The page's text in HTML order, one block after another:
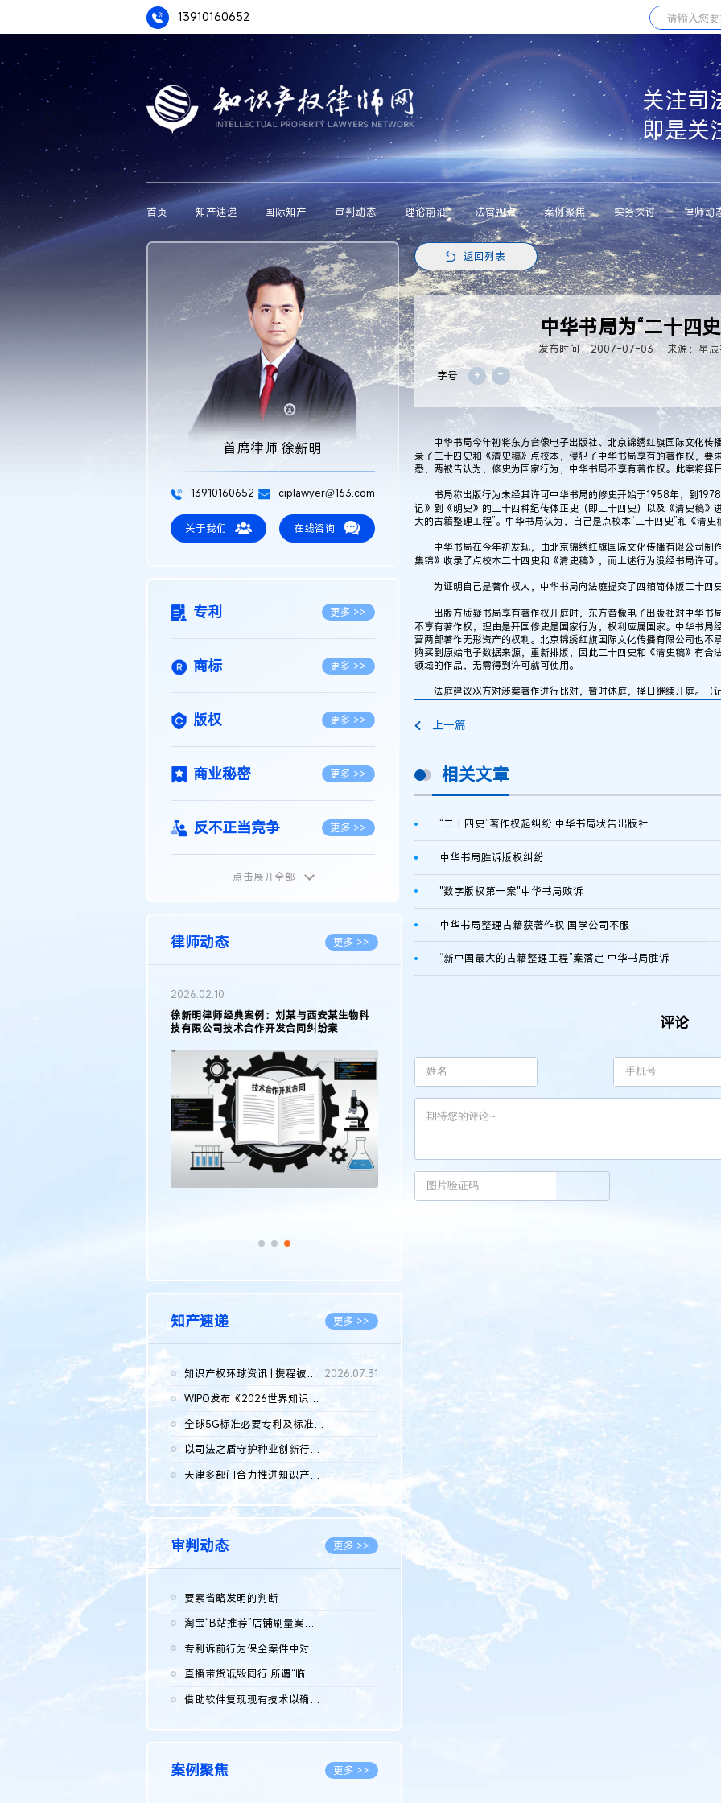
13910160652
关注司
即是关
首页 知产速递 国际知产 审判动态 理论前沿 法官视点 案例聚焦 实务探讨 律师动
首席律师 徐新明
13910160652 ciplawyer@163.com
关于我们 在线咨询
专利 更多 >>
商标 更多 >>
版权 更多 >>
商业秘密 更多 >>
反不正当竞争 更多 >>
植物新品种
地理标志 更多 >>
集成电路布图设计
传统文化 更多 >>
点击展开全部
律师动态 更多 >>
2026.02.10
徐新明律师经典案例：刘某与西安某生物科
技有限公司技术合作开发合同纠纷案
知产速递 更多 >>
知识产权环球资讯 | 携程被市监总局罚51.79亿；瑞幸泰国商标案上...
2026.07.31
WIPO发布《2026世界知识产权报告》 含报告全文
2026.05.14
全球5G标准必要专利及标准提案研究报告（2026年）全文发布
2026.05.08
以司法之盾守护种业创新行稳致远
天津多部门合力推进知识产权保护工作
审判动态 更多 >>
要素省略发明的判断
淘宝“B站推荐”店铺刷量案维持原判，两被告连带赔偿150万元
专利诉前行为保全案件中对仿制药申请人曾作出三类声明的考量及违...
直播带货诋毁同行 所谓“临场发挥”不免责
借助软件复现现有技术以确认相关参数特征是否被公开
案例聚焦 更多 >>
返回列表
中华书局为“二十四
发布时间：2007-07-03
来源：星
字号:
+ -
中华书局今年初将东方音像电子出版社、北京锦绣红旗国际文化传
录了二十四史和《清史稿》点校本，侵犯了中华书局享有的著作权，
悉，两被告认为，修史为国家行为，中华书局不享有著作权。此案将择
书局称出版行为未经其许可中华书局的修史开始于1958年，到
记》到《明史》的二十四种纪传体正史（即二十四史）以及《清史稿》
大的古籍整理工程”。中华书局认为，自己是点校本“二十四史”和《清史
中华书局在今年初发现，由北京锦绣红旗国际文化传播有限公司制
集锦》收录了点校本二十四史和《清史稿》，而上述行为没经书局许可
为证明自己是著作权人，中华书局向法庭提交了四箱简体版二十四
出版方质疑书局享有著作权开庭时，东方音像电子出版社对中华书
不享有著作权，理由是开国修史是国家行为，权利应属国家。中华书
营两部著作无形资产的权利。北京锦绣红旗国际文化传播有限公司也不
购买到原始电子数据来源，重新排版，因此二十四史和《清史稿》有
领域的作品，无需得到许可就可使用。
法庭建议双方对涉案著作进行比对，暂时休庭，择日继续开庭。（
上一篇
相关文章
“二十四史”著作权起纠纷 中华书局状告出版社
中华书局胜诉版权纠纷
"数字版权第一案"中华书局败诉
中华书局整理古籍获著作权 国学公司不服
“新中国最大的古籍整理工程”案落定 中华书局胜诉
评论